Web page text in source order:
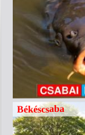
Békéscsaba